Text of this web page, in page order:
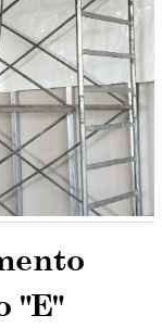
"E"